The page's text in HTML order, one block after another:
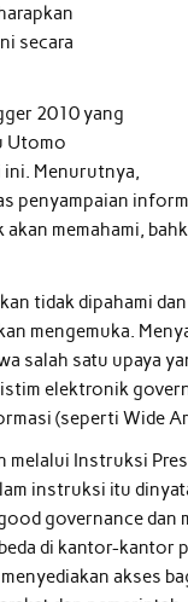
secara
2010 yang
Utomo
ini. Menurutnya,
penyampaian
memahami,
tidak dipahami
mengemuka.
salah satu upaya
elektronik
(seperti Wide
Instruksi
instruksi itu
governance dan
di kantor-kantor
akses